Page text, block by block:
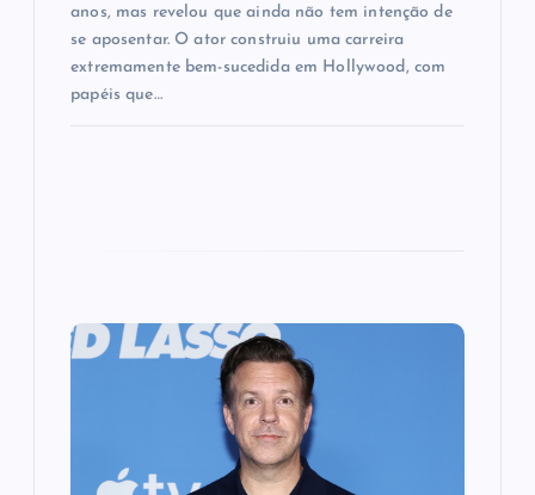
anos, mas revelou que ainda não tem intenção de
se aposentar. O ator construiu uma carreira
extremamente bem-sucedida em Hollywood, com
papéis que…